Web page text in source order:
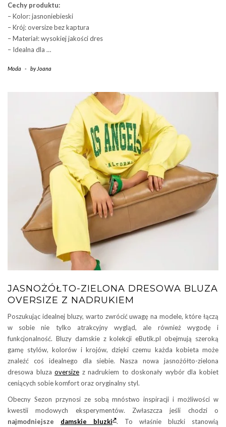
Cechy produktu:
– Kolor: jasnoniebieski
– Krój: oversize bez kaptura
– Materiał: wysokiej jakości dres
– Idealna dla …
Moda - by Joana
JASNOŻÓŁTO-ZIELONA DRESOWA BLUZA
OVERSIZE Z NADRUKIEM
Poszukując idealnej bluzy, warto zwrócić uwagę na modele, które łączą
w sobie nie tylko atrakcyjny wygląd, ale również wygodę i
funkcjonalność. Bluzy damskie z kolekcji eButik.pl obejmują szeroką
gamę stylów, kolorów i krojów, dzięki czemu każda kobieta może
znaleźć coś idealnego dla siebie. Nasza nowa jasnożółto-zielona
dresowa bluzaoversize z nadrukiem to doskonały wybór dla kobiet
ceniących sobie komfort oraz oryginalny styl.
Obecny Sezon przynosi ze sobą mnóstwo inspiracji i możliwości w
kwestii modowych eksperymentów. Zwłaszcza jeśli chodzi o
najmodniejsze damskie bluzki . To właśnie bluzki stanowią